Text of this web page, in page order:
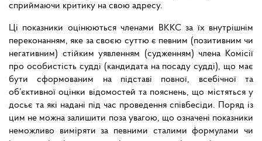
сприймаючи критику на свою адресу.
Ці показники оцінюються членами ВККС за їх внутрішнім
переконанням, яке за своєю суттю є певним (позитивним чи
негативним) стійким уявленням (судженням) члена Комісії
про особистість судді (кандидата на посаду судді), що має
бути сформованим на підставі повної, всебічної та
об’єктивної оцінки відомостей та пояснень, що містяться у
досьє та які надані під час проведення співбесіди. Поряд із
цим не можна залишити поза увагою, що означені показники
неможливо виміряти за певними сталими формулами чи